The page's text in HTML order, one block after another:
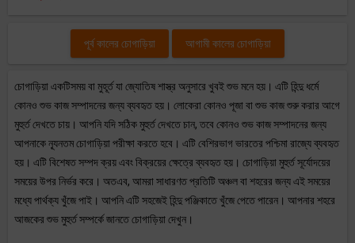
পূর্ব কালের চোগাড়িয়া আগামী কালের চোগাড়িয়া
চোগাড়িয়া একটিসময় বা মুহূর্ত যা জ্যোতিষ শাস্ত্র অনুসারে খুবই শুভ মনে হয়। এটি হিন্দু ধর্মে
কোনও শুভ কাজ সম্পাদনের জন্য ব্যবহৃত হয়। লোকেরা কোনও পূজা বা শুভ কাজ শুরু করার আগে
মুহুর্ত দেখতে চায়। আপনি যদি সঠিক মুহুর্ত দেখতে চান, তবে কোনও শুভ কাজ সম্পাদনের জন্য
আপনাকে ন্যূনতম চোগাড়িয়া পরীক্ষা করতে হবে। এটি বেশিরভাগ ভারতের পশ্চিমা রাজ্যে ব্যবহৃত
হয়। এটি বিশেষত সম্পদ ক্রয় এবং বিক্রয়ের ক্ষেত্রে ব্যবহৃত হয়। চোগাড়িয়া মুহুর্ত সূর্যোদয়ের
সময়ের উপর নির্ভর করে। অতএব, আমরা সাধারণত প্রতিটি অঞ্চল বা শহরের জন্য এই সময়ের
মধ্যে পার্থক্য খুঁজে পাই। আপনি এটি সহজেই হিন্দু পঞ্জিকাতে খুঁজে পেতে পারেন। আপনার শহরে
আজকের শুভ মুহুর্ত সম্পর্কে জানতে চোগাড়িয়া দেখুন।